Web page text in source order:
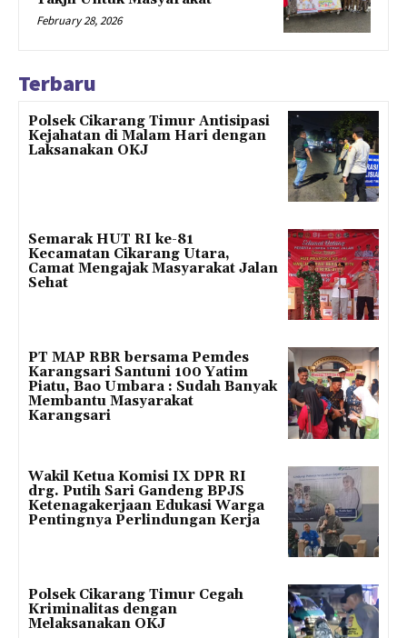
February 28, 2026
Terbaru
Polsek Cikarang Timur Antisipasi
Kejahatan di Malam Hari dengan
Laksanakan OKJ
Semarak HUT RI ke-81
Kecamatan Cikarang Utara,
Camat Mengajak Masyarakat Jalan
Sehat
PT MAP RBR bersama Pemdes
Karangsari Santuni 100 Yatim
Piatu, Bao Umbara : Sudah Banyak
Membantu Masyarakat
Karangsari
Wakil Ketua Komisi IX DPR RI
drg. Putih Sari Gandeng BPJS
Ketenagakerjaan Edukasi Warga
Pentingnya Perlindungan Kerja
Polsek Cikarang Timur Cegah
Kriminalitas dengan
Melaksanakan OKJ